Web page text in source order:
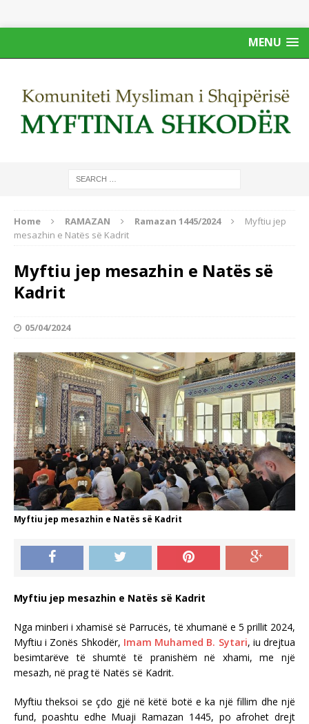
MENU
Home RAMAZAN Ramazan 1445/2024
Myftiu jep
mesazhin e Natës së Kadrit
Myftiu jep mesazhin e Natës së
Kadrit
05/04/2024
Myftiu jep mesazhin e Natës së Kadrit
Myftiu jep mesazhin e Natës së Kadrit
Nga minberi i xhamisë së Parrucës, të xhumanë e 5 prillit 2024,
Myftiu i Zonës Shkodër, Imam Muhamed B. Sytari, iu drejtua
besimtarëve të shumtë të pranishëm në xhami, me një
mesazh, në prag të Natës së Kadrit.
Myftiu theksoi se çdo gjë në këtë botë e ka një fillim dhe një
fund, poashtu edhe Muaji Ramazan 1445, po afrohet drejt